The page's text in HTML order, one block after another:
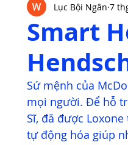
Smart
Lục Bội Ngân 7
Sứ mệnh của
mọi người. Để hỗ
Sĩ, đã được
tự động hóa giúp